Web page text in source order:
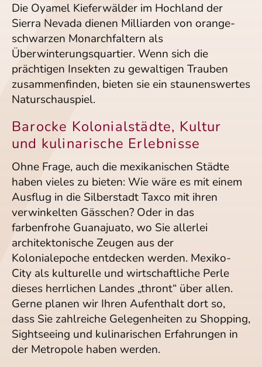
Die Oyamel Kieferwälder im Hochland der
Sierra Nevada dienen Milliarden von orange-
schwarzen Monarchfaltern als
Überwinterungsquartier. Wenn sich die
prächtigen Insekten zu gewaltigen Trauben
zusammenfinden, bieten sie ein staunenswertes
Naturschauspiel.
Barocke Kolonialstädte, Kultur
und kulinarische Erlebnisse
Ohne Frage, auch die mexikanischen Städte
haben vieles zu bieten: Wie wäre es mit einem
Ausflug in die Silberstadt Taxco mit ihren
verwinkelten Gässchen? Oder in das
farbenfrohe Guanajuato, wo Sie allerlei
architektonische Zeugen aus der
Kolonialepoche entdecken werden. Mexiko-
City als kulturelle und wirtschaftliche Perle
dieses herrlichen Landes „thront“ über allen.
Gerne planen wir Ihren Aufenthalt dort so,
dass Sie zahlreiche Gelegenheiten zu Shopping,
Sightseeing und kulinarischen Erfahrungen in
der Metropole haben werden.